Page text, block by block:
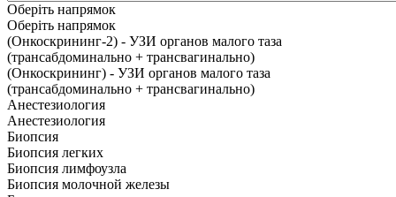
Оберіть напрямок
Оберіть напрямок
(Онкоскрининг-2) - УЗИ органов малого таза
(трансабдоминально + трансвагинально)
(Онкоскрининг) - УЗИ органов малого таза
(трансабдоминально + трансвагинально)
Анестезиология
Анестезиология
Биопсия
Биопсия легких
Биопсия лимфоузла
Биопсия молочной железы